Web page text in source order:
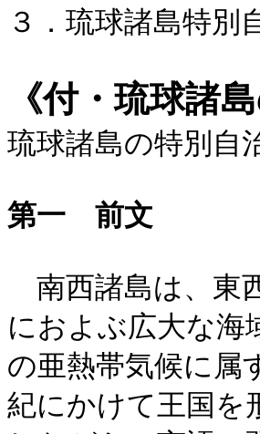
３．琉球諸島特別
《付・琉球諸
琉球諸島の特別自
第一 前文
南西諸島は、東
におよぶ広大な海
の亜熱帯気候に属
紀にかけて王国を